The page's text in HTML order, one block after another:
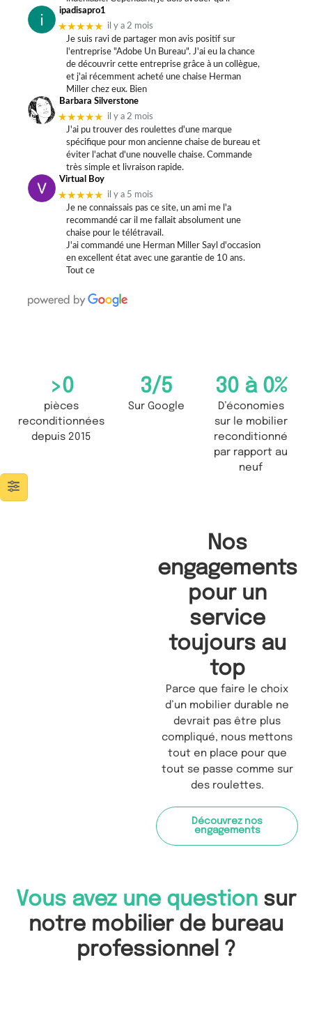
ipadisapro1
★★★★★
il y a 2 mois
Je suis ravi de partager mon avis positif sur
l'entreprise "Adobe Un Bureau". J'ai eu la chance
de découvrir cette entreprise grâce à un collègue,
et j'ai récemment acheté une chaise Herman
Miller chez eux. Bien
Barbara Silverstone
★★★★★
il y a 2 mois
J'ai pu trouver des roulettes d'une marque
spécifique pour mon ancienne chaise de bureau et
éviter l'achat d'une nouvelle chaise. Commande
très simple et livraison rapide.
Virtual Boy
★★★★★
il y a 5 mois
Je ne connaissais pas ce site, un ami me l'a
recommandé car il me fallait absolument une
chaise pour le télétravail.
J'ai commandé une Herman Miller Sayl d'occasion
en excellent état avec une garantie de 10 ans.
Tout ce
pièces
reconditionnées
depuis 2015
>0
Sur Google
3/5
D’économies
sur le mobilier
reconditionné
par rapport au
neuf
30 à 0%
Nos
engagements
pour un
service
toujours au
top
Parce que faire le choix
d’un mobilier durable ne
devrait pas être plus
compliqué, nous mettons
tout en place pour que
tout se passe comme sur
des roulettes.
Découvrez nos
engagements
Vous avez une question sur
notre mobilier de bureau
professionnel ?